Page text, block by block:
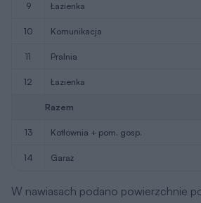
9 łazienka
10 komunikacja
11 pralnia
12 łazienka
Razem
13 kotłownia + pom. gosp.
14 garaż
W nawiasach podano powierzchnie